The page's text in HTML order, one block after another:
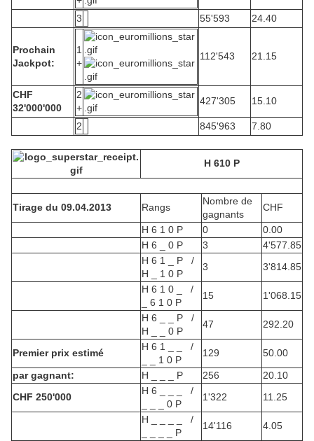
3 55'593 24.40
Prochain
Jackpot:
1
+
112'543 21.15
CHF
32'000'000
2
+
427'305 15.10
2 845'963 7.80
H 610 P
Tirage du 09.04.2013 Rangs
Nombre de
gagnants
CHF
H 6 1 0 P
0
0.00
H 6 _ 0 P
3
4'577.85
H 6 1 _ P /
H _ 1 0 P
3
3'814.85
H 6 1 0 _ /
_ 6 1 0 P
15
1'068.15
H 6 _ _ P /
H _ _ 0 P
47 292.20
Premier prix estimé
H 6 1 _ _ /
_ _ 1 0 P
129
50.00
par gagnant:
H _ _ _ P 256
20.10
CHF 250'000
H 6 _ _ _ /
_ _ _ 0 P
1'322
11.25
H _ _ _ _ /
_ _ _ _ P
14'116
4.05